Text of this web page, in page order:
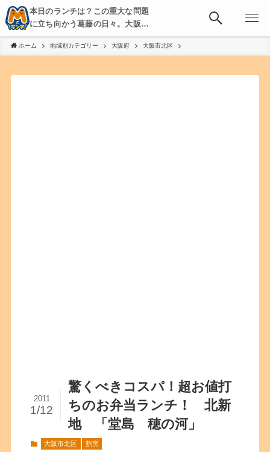
本日のランチは？この重大な問題
に立ち向かう葛藤の日々。大阪・
京都・神戸を中心とした食べ歩
き、飲み歩きを綴る。
ホーム 地域別カテゴリー 大阪府 大阪市北区
驚くべきコスパ！超お値打
ちのお弁当ランチ！ 北新
地 「堂島 穂の河」
2011
1/12
大阪市北区 割烹